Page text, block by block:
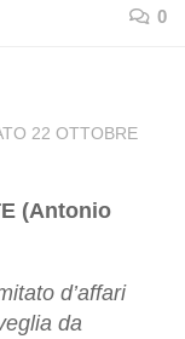
0
22 OTTOBRE
(Antonio
d’affari
da